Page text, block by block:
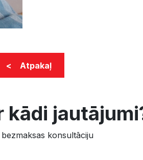
< Atpakaļ
kādi
bezmaksas konsultāciju